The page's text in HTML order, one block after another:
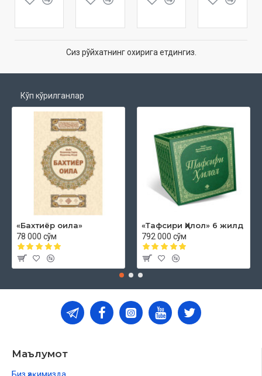
Сиз рўйхатнинг охирига етдингиз.
Кўп кўрилганлар
«Бахтиёр оила»
78 000 сўм
«Тафсири Ҳилол» 6 жилд
792 000 сўм
Маълумот